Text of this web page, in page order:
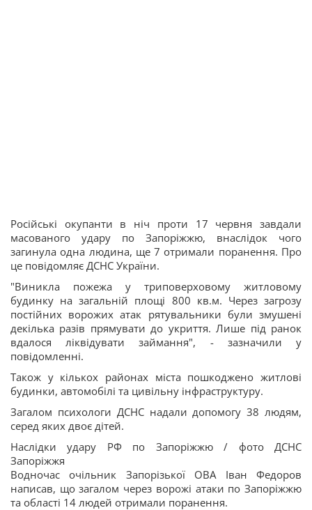
Російські окупанти в ніч проти 17 червня завдали
масованого удару по Запоріжжю, внаслідок чого
загинула одна людина, ще 7 отримали поранення. Про
це повідомляє ДСНС України.
"Виникла пожежа у триповерховому житловому
будинку на загальній площі 800 кв.м. Через загрозу
постійних ворожих атак рятувальники були змушені
декілька разів прямувати до укриття. Лише під ранок
вдалося ліквідувати займання", - зазначили у
повідомленні.
Також у кількох районах міста пошкоджено житлові
будинки, автомобілі та цивільну інфраструктуру.
Загалом психологи ДСНС надали допомогу 38 людям,
серед яких двоє дітей.
Наслідки удару РФ по Запоріжжю / фото ДСНС
Запоріжжя
Водночас очільник Запорізької ОВА Іван Федоров
написав, що загалом через ворожі атаки по Запоріжжю
та області 14 людей отримали поранення.